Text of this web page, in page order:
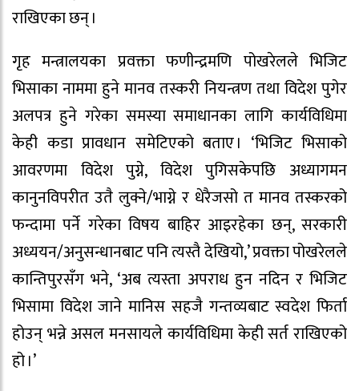
राखिएका छन् ।
गृह मन्त्रालयका प्रवक्ता फणीन्द्रमणि पोखरेलले भिजिट
भिसाका नाममा हुने मानव तस्करी नियन्त्रण तथा विदेश पुगेर
अलपत्र हुने गरेका समस्या समाधानका लागि कार्यविधिमा
केही कडा प्रावधान समेटिएको बताए । ‘भिजिट भिसाको
आवरणमा विदेश पुग्ने, विदेश पुगिसकेपछि अध्यागमन
कानुनविपरीत उतै लुक्ने/भाग्ने र धेरैजसो त मानव तस्करको
फन्दामा पर्ने गरेका विषय बाहिर आइरहेका छन्, सरकारी
अध्ययन/अनुसन्धानबाट पनि त्यस्तै देखियो,’ प्रवक्ता पोखरेलले
कान्तिपुरसँग भने, ‘अब त्यस्ता अपराध हुन नदिन र भिजिट
भिसामा विदेश जाने मानिस सहजै गन्तव्यबाट स्वदेश फिर्ता
होउन् भन्ने असल मनसायले कार्यविधिमा केही सर्त राखिएको
हो ।’